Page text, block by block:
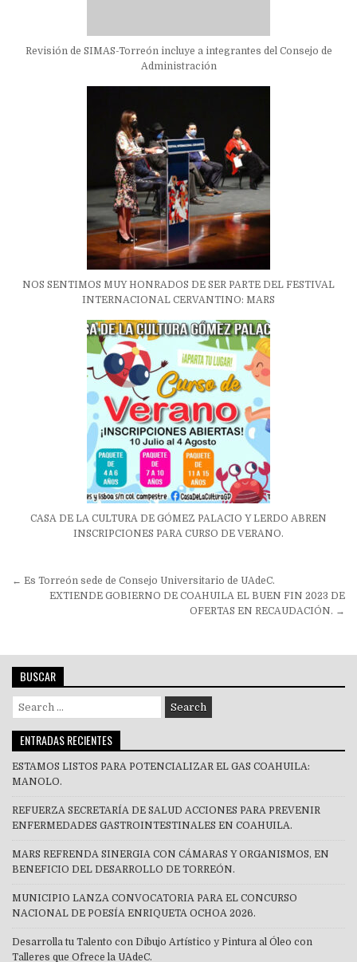
Revisión de SIMAS-Torreón incluye a integrantes del Consejo de
Administración
NOS SENTIMOS MUY HONRADOS DE SER PARTE DEL FESTIVAL
INTERNACIONAL CERVANTINO: MARS
CASA DE LA CULTURA DE GÓMEZ PALACIO Y LERDO ABREN
INSCRIPCIONES PARA CURSO DE VERANO.
Navegación
← Es Torreón sede de Consejo Universitario de UAdeC.
EXTIENDE GOBIERNO DE COAHUILA EL BUEN FIN 2023 DE
OFERTAS EN RECAUDACIÓN. →
BUSCAR
Search
for:
ENTRADAS RECIENTES
ESTAMOS LISTOS PARA POTENCIALIZAR EL GAS COAHUILA:
MANOLO.
REFUERZA SECRETARÍA DE SALUD ACCIONES PARA PREVENIR
ENFERMEDADES GASTROINTESTINALES EN COAHUILA.
MARS REFRENDA SINERGIA CON CÁMARAS Y ORGANISMOS, EN
BENEFICIO DEL DESARROLLO DE TORREÓN.
MUNICIPIO LANZA CONVOCATORIA PARA EL CONCURSO
NACIONAL DE POESÍA ENRIQUETA OCHOA 2026.
Desarrolla tu Talento con Dibujo Artístico y Pintura al Óleo con
Talleres que Ofrece la UAdeC.